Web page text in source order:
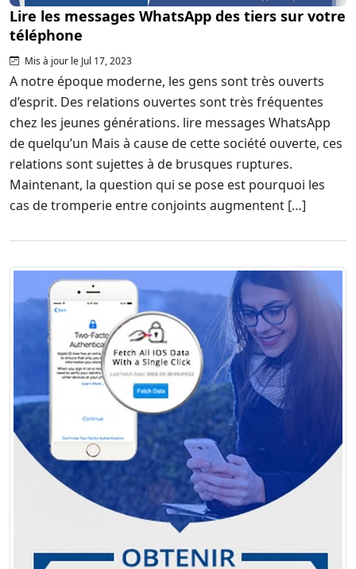
Lire les messages WhatsApp des tiers sur votre
téléphone
Mis à jour le Jul 17, 2023
A notre époque moderne, les gens sont très ouverts
d’esprit. Des relations ouvertes sont très fréquentes
chez les jeunes générations. lire messages WhatsApp
de quelqu’un Mais à cause de cette société ouverte, ces
relations sont sujettes à de brusques ruptures.
Maintenant, la question qui se pose est pourquoi les
cas de tromperie entre conjoints augmentent […]